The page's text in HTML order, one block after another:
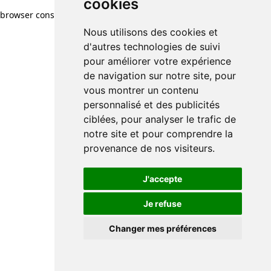
cookies
Nous utilisons des cookies et
d'autres technologies de suivi
pour améliorer votre expérience
de navigation sur notre site, pour
vous montrer un contenu
personnalisé et des publicités
ciblées, pour analyser le trafic de
notre site et pour comprendre la
provenance de nos visiteurs.
J'accepte
Je refuse
Changer mes préférences
cookies
Nous utilisons des cookies et
d'autres technologies de suivi
pour améliorer votre expérience
de navigation sur notre site, pour
vous montrer un contenu
personnalisé et des publicités
ciblées, pour analyser le trafic de
notre site et pour comprendre la
provenance de nos visiteurs.
J'accepte
Je refuse
Changer mes préférences
browser console for more information)